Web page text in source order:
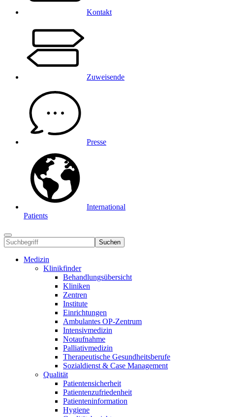
Kontakt
Zuweisende
Presse
International
Patients
Suchen
Medizin
Klinikfinder
Behandlungsübersicht
Kliniken
Zentren
Institute
Einrichtungen
Ambulantes OP-Zentrum
Intensivmedizin
Notaufnahme
Palliativmedizin
Therapeutische Gesundheitsberufe
Sozialdienst & Case Management
Qualität
Patientensicherheit
Patientenzufriedenheit
Patienteninformation
Hygiene